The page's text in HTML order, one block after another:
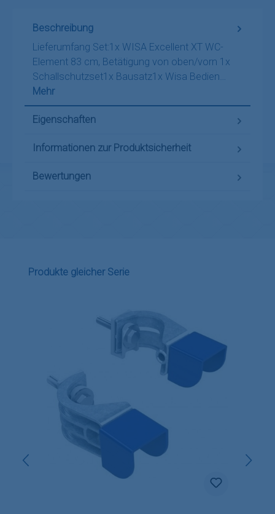
Beschreibung
Lieferumfang Set:1x WISA Excellent XT WC-
Element 83 cm, Betätigung von oben/vorn 1x
Schallschutzset1x Bausatz1x Wisa Bedien…
Mehr
Eigenschaften
Informationen zur Produktsicherheit
Bewertungen
Produktgalerie überspringen
Produkte gleicher Serie